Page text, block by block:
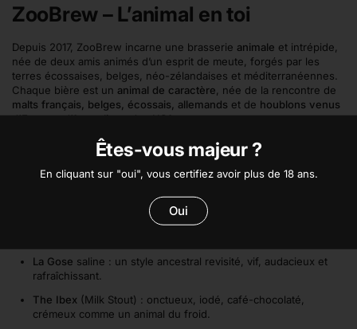
ZooBrew – L’animal en toi
Depuis 2017, ZooBrew incarne une brasserie animale et intrépide,
née de deux amis animés d’un esprit de meute, forgés par les
terres écossaises, belges, néo-zélandaises et méditerranéennes.
Chaque bière est un animal de caractère , née de la rencontre de
malts français, belges, écossais, allemands et de houblons venus
d’Europe, d’Australie et des USA.
Safari gustatif
La Colibri
(American Pale Ale) : fruitée, rafraîchissante,
(Session IPA) : légère, hoppy, sessionnable et
La Gose saline : un style ancestral revisité, vif, audacieux et
rafraîchissant.
The Ibex (Milk Stout) : onctueux, iodé, café-chocolaté,
crémeux comme un animal du froid.
Êtes-vous majeur ?
En cliquant sur "oui", vous certifiez avoir plus de 18 ans.
Oui